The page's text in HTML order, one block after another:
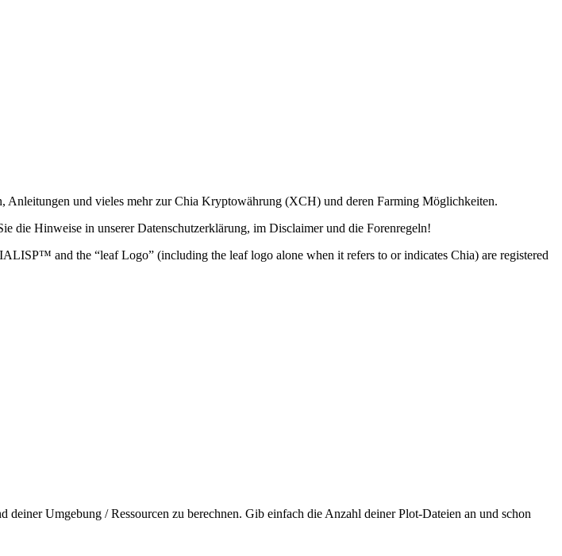
und vieles mehr zur Chia Kryptowährung (XCH) und deren Farming Möglichkeiten.
Hinweise in unserer Datenschutzerklärung, im Disclaimer und die Forenregeln!
and the “leaf Logo” (including the leaf logo alone when it refers to or indicates Chia) are registered
Umgebung / Ressourcen zu berechnen. Gib einfach die Anzahl deiner Plot-Dateien an und schon